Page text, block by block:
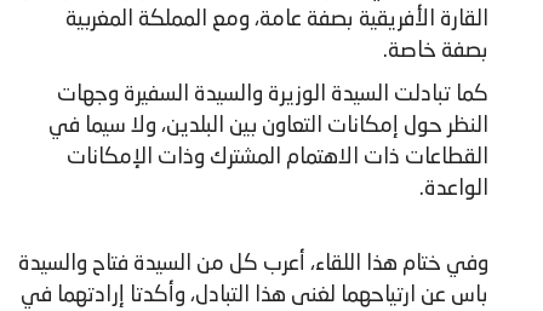
القارة الأفريقية بصفة عامة، ومع المملكة المغربية
بصفة خاصة.
كما تبادلت السيدة الوزيرة والسيدة السفيرة وجهات
النظر حول إمكانات التعاون بين البلدين، ولا سيما في
القطاعات ذات الاهتمام المشترك وذات الإمكانات
الواعدة.
وفي ختام هذا اللقاء، أعرب كل من السيدة فتاح والسيدة
باس عن ارتياحهما لغنى هذا التبادل، وأكدتا إرادتهما في